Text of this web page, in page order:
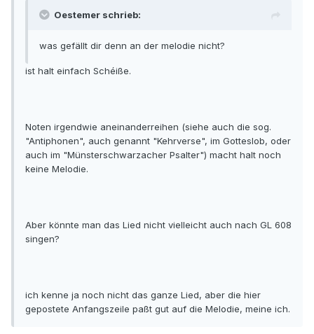
Oestemer schrieb:
was gefällt dir denn an der melodie nicht?
ist halt einfach Schéiße.
Noten irgendwie aneinanderreihen (siehe auch die sog.
"Antiphonen", auch genannt "Kehrverse", im Gotteslob, oder
auch im "Münsterschwarzacher Psalter") macht halt noch
keine Melodie.
Aber könnte man das Lied nicht vielleicht auch nach GL 608
singen?
ich kenne ja noch nicht das ganze Lied, aber die hier
gepostete Anfangszeile paßt gut auf die Melodie, meine ich.